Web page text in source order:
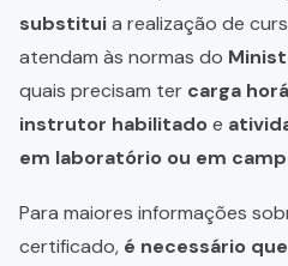
substituia realização de
atendam às normas do
quais precisam ter carga
instrutor habilitadoe
em laboratório ou em
Para maiores informações
certificado, é necessário